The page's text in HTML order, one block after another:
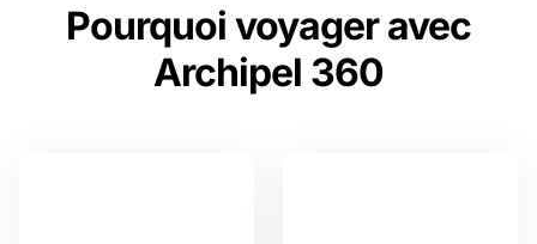
Pourquoi voyager avec
Archipel 360